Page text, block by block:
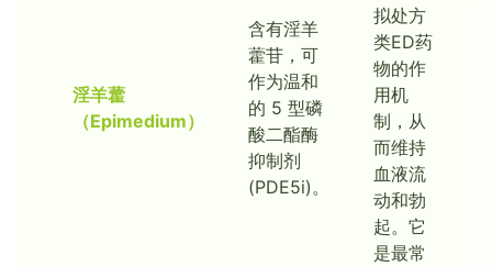
淫羊藿
（Epimedium）
含有淫羊
藿苷，可
作为温和
的 5 型磷
酸二酯酶
抑制剂
(PDE5i)。
拟处方
类ED药
物的作
用机
制，从
而维持
血液流
动和勃
起。它
是最常